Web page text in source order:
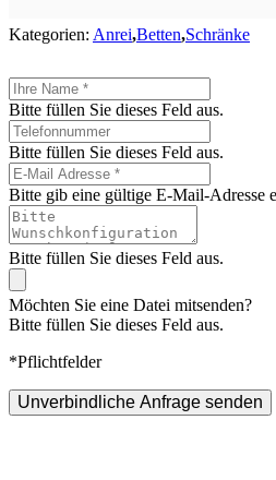
Kategorien: Anrei,Betten,Schränke
Bitte füllen Sie dieses Feld aus.
Bitte füllen Sie dieses Feld aus.
Bitte gib eine gültige E-Mail-Adresse
Bitte füllen Sie dieses Feld aus.
Möchten Sie eine Datei mitsenden?
Bitte füllen Sie dieses Feld aus.
*Pflichtfelder
Unverbindliche Anfrage senden